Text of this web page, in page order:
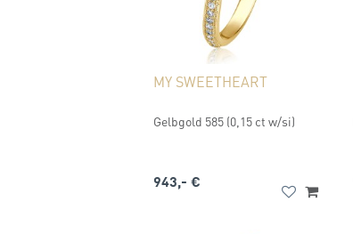
MY SWEETHEART
Gelbgold 585 (0,15 ct w/si)
943,- €